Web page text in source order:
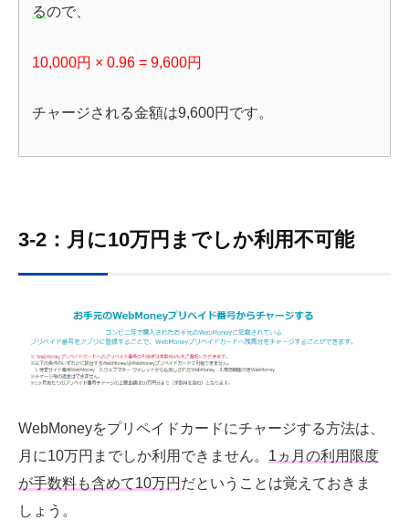
るので、
10,000円 × 0.96 = 9,600円
チャージされる金額は9,600円です。
3-2：月に10万円までしか利用不可能
WebMoneyをプリペイドカードにチャージする方法は、
月に10万円までしか利用できません。 1ヵ月の利用限度
が手数料も含めて10万円 だということは覚えておきま
しょう。